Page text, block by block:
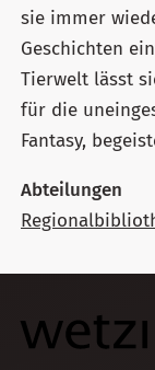
sie immer
Geschichten
Tierwelt lässt
für die
Fantasy,
Abteilungen